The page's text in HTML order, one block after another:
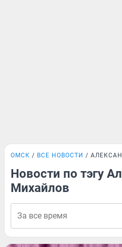
ОМСК ВСЕ НОВОСТИ
Новости по тэгу
Михайлов